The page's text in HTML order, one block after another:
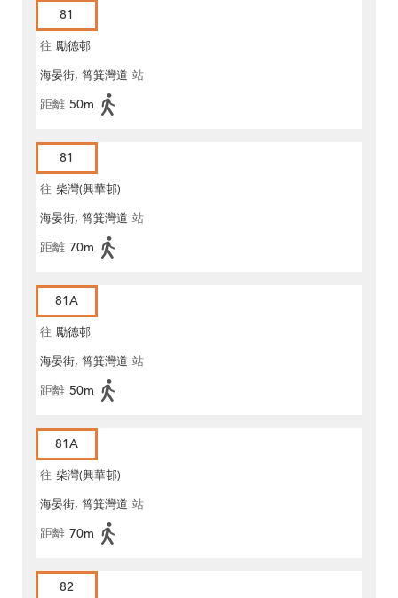
81
往 勵德邨
海晏街, 筲箕灣道 站
距離 50m
81
往 柴灣(興華邨)
海晏街, 筲箕灣道 站
距離 70m
81A
往 勵德邨
海晏街, 筲箕灣道 站
距離 50m
81A
往 柴灣(興華邨)
海晏街, 筲箕灣道 站
距離 70m
82